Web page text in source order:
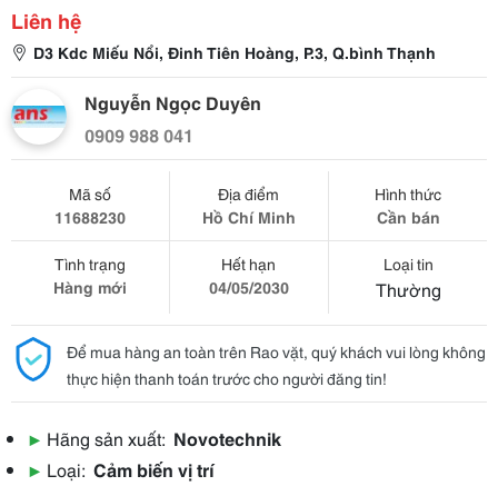
Liên hệ
D3 Kdc Miếu Nổi, Đinh Tiên Hoàng, P.3, Q.bình Thạnh
Nguyễn Ngọc Duyên
0909 988 041
Mã số
11688230
Địa điểm
Hồ Chí Minh
Hình thức
Cần bán
Tình trạng
Hàng mới
Hết hạn
04/05/2030
Loại tin
Thường
Để mua hàng an toàn trên Rao vặt, quý khách vui lòng không
thực hiện thanh toán trước cho người đăng tin!
▶ Hãng sản xuất: Novotechnik
▶ Loại: Cảm biến vị trí